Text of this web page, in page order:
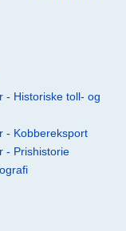
- Historiske toll- og
- Kobbereksport
- Prishistorie